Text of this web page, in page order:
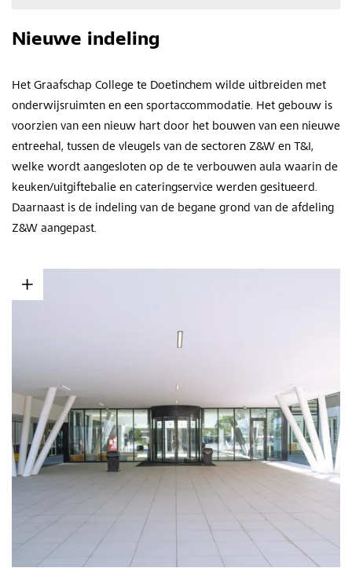
Nieuwe indeling
Het Graafschap College te Doetinchem wilde uitbreiden met
onderwijsruimten en een sportaccommodatie. Het gebouw is
voorzien van een nieuw hart door het bouwen van een nieuwe
entreehal, tussen de vleugels van de sectoren Z&W en T&I,
welke wordt aangesloten op de te verbouwen aula waarin de
keuken/uitgiftebalie en cateringservice werden gesitueerd.
Daarnaast is de indeling van de begane grond van de afdeling
Z&W aangepast.